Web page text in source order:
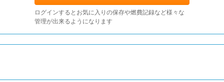
ログインするとお気に入りの保存や燃費記録など様々な
管理が出来るようになります